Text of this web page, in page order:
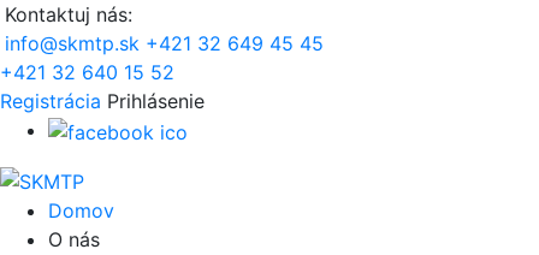
Kontaktuj nás:
info@skmtp.sk +421 32 649 45 45
+421 32 640 15 52
Registrácia Prihlásenie
Domov
O nás